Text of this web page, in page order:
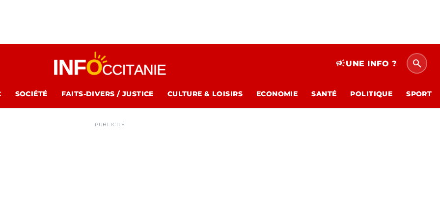
campaignUNE INFO ? search
SOCIÉTÉ FAITS-DIVERS / JUSTICE CULTURE & LOISIRS ECONOMIE SANTÉ POLITIQUE SPORT
PUBLICITÉ